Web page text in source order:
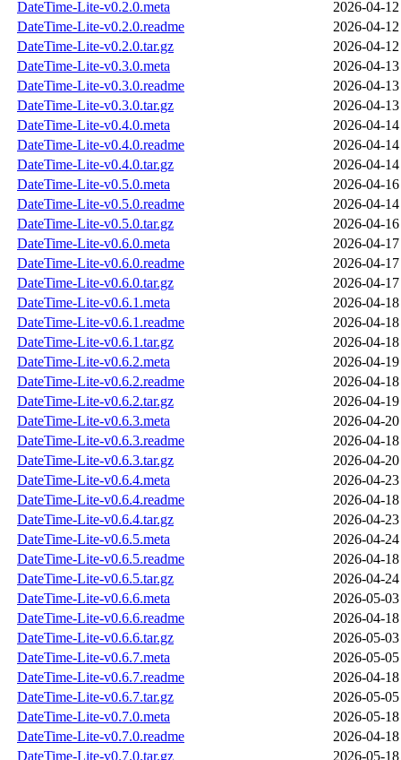
DateTime-Lite-v0.2.0.meta
2026-04-
DateTime-Lite-v0.2.0.readme
2026-04-
DateTime-Lite-v0.2.0.tar.gz
2026-04-
DateTime-Lite-v0.3.0.meta
2026-04-
DateTime-Lite-v0.3.0.readme
2026-04-
DateTime-Lite-v0.3.0.tar.gz
2026-04-
DateTime-Lite-v0.4.0.meta
2026-04-
DateTime-Lite-v0.4.0.readme
2026-04-
DateTime-Lite-v0.4.0.tar.gz
2026-04-
DateTime-Lite-v0.5.0.meta
2026-04-
DateTime-Lite-v0.5.0.readme
2026-04-
DateTime-Lite-v0.5.0.tar.gz
2026-04-
DateTime-Lite-v0.6.0.meta
2026-04-
DateTime-Lite-v0.6.0.readme
2026-04-
DateTime-Lite-v0.6.0.tar.gz
2026-04-
DateTime-Lite-v0.6.1.meta
2026-04-
DateTime-Lite-v0.6.1.readme
2026-04-
DateTime-Lite-v0.6.1.tar.gz
2026-04-
DateTime-Lite-v0.6.2.meta
2026-04-
DateTime-Lite-v0.6.2.readme
2026-04-
DateTime-Lite-v0.6.2.tar.gz
2026-04-
DateTime-Lite-v0.6.3.meta
2026-04-
DateTime-Lite-v0.6.3.readme
2026-04-
DateTime-Lite-v0.6.3.tar.gz
2026-04-
DateTime-Lite-v0.6.4.meta
2026-04-
DateTime-Lite-v0.6.4.readme
2026-04-
DateTime-Lite-v0.6.4.tar.gz
2026-04-
DateTime-Lite-v0.6.5.meta
2026-04-
DateTime-Lite-v0.6.5.readme
2026-04-
DateTime-Lite-v0.6.5.tar.gz
2026-04-
DateTime-Lite-v0.6.6.meta
2026-05-
DateTime-Lite-v0.6.6.readme
2026-04-
DateTime-Lite-v0.6.6.tar.gz
2026-05-
DateTime-Lite-v0.6.7.meta
2026-05-
DateTime-Lite-v0.6.7.readme
2026-04-
DateTime-Lite-v0.6.7.tar.gz
2026-05-
DateTime-Lite-v0.7.0.meta
2026-05-
DateTime-Lite-v0.7.0.readme
2026-04-
DateTime-Lite-v0.7.0.tar.gz
2026-05-